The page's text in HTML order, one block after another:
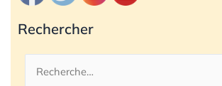
Rechercher
Rechercher :